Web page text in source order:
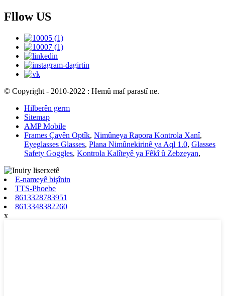
Fllow US
© Copyright - 2010-2022 : Hemû maf parastî ne.
Hilberên germ
Sitemap
AMP Mobile
Frames Çavên Optîk, Nimûneya Rapora Kontrola Xanî,
Eyeglasses Glasses, Plana Nimûnekirinê ya Aql 1.0, Glasses
Safety Goggles, Kontrola Kalîteyê ya Fêkî û Zebzeyan,
E-nameyê bişînin
TTS-Phoebe
8613328783951
8613348382260
x